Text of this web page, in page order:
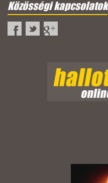
Közösségi kapcsolatok